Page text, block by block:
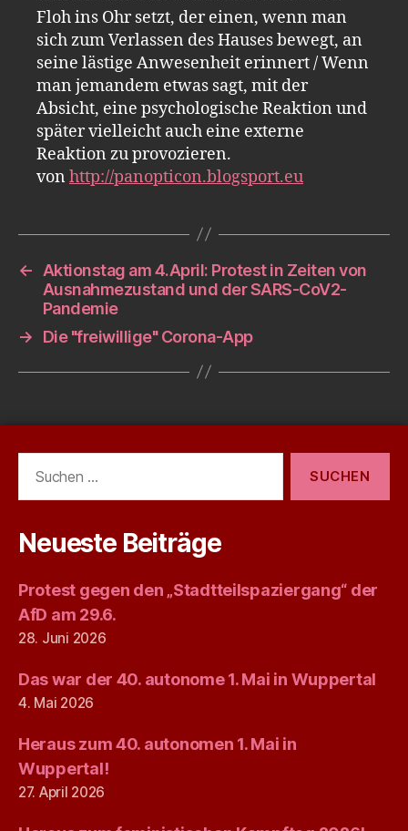
Floh ins Ohr setzt, der einen, wenn man
sich zum Verlassen des Hauses bewegt, an
seine lästige Anwesenheit erinnert / Wenn
man jemandem etwas sagt, mit der
Absicht, eine psychologische Reaktion und
später vielleicht auch eine externe
Reaktion zu provozieren.
von http://panopticon.blogsport.eu
←
Aktionstag am 4.April: Protest in Zeiten von
Ausnahmezustand und der SARS-CoV2-
Pandemie
→
Die "freiwillige" Corona-App
nach:
Neueste Beiträge
Protest gegen den „Stadtteilspaziergang“ der
AfD am 29.6.
28. Juni 2026
Das war der 40. autonome 1. Mai in Wuppertal
4. Mai 2026
Heraus zum 40. autonomen 1. Mai in
Wuppertal!
27. April 2026